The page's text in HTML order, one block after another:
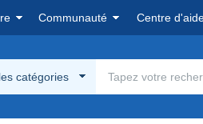
Communauté Centre
catégories